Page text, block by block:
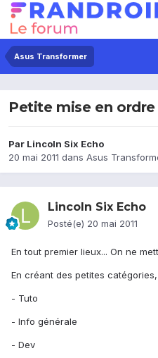
Asus Transformer
Petite mise en
Par Lincoln Six Echo
20 mai 2011 dans Asus
Lincoln Six Echo
Posté(e) 20 mai 2011
En tout premier lieux... On ne
En créant des petites
- Tuto
- Info générale
- Dev